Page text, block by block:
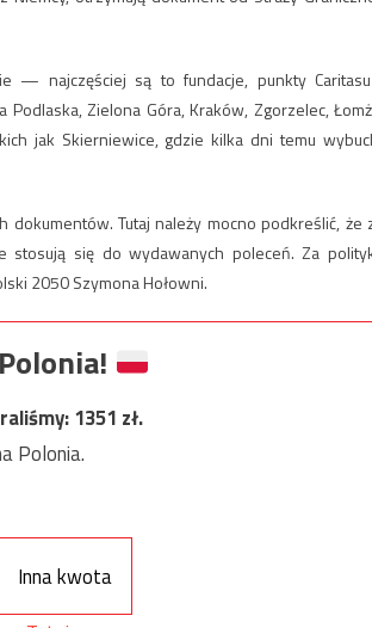
— najczęściej są to fundacje, punkty
Zielona Góra, Kraków, Zgorzelec,
jak Skierniewice, gdzie kilka dni temu
dokumentów. Tutaj należy mocno podkreślić, że
stosują się do wydawanych poleceń. Za
2050 Szymona Hołowni.
1351 zł.
Polonia.
Inna kwota